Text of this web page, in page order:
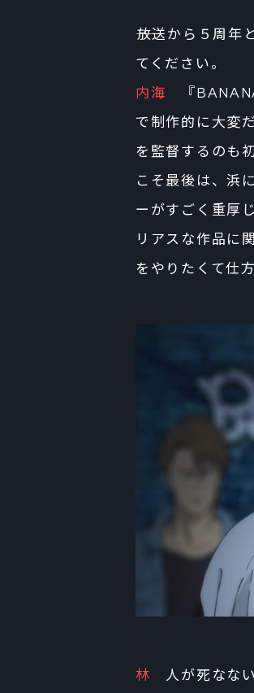
――放送から５周
てください。
内海 『
で制作的に大変
を監督するのも
こそ最後は、浜
ーがすごく重厚
リアスな作品に
をやりたくて仕
林 人が死なな